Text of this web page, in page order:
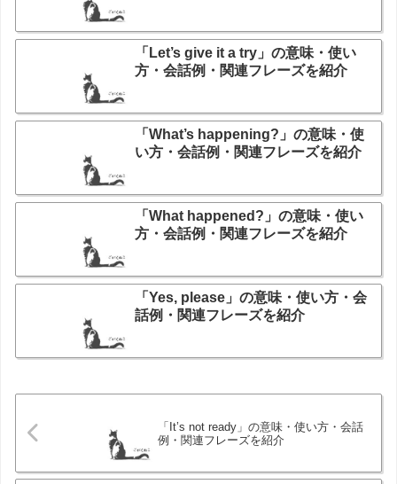
「Let’s give it a try」の意味・使い
方・会話例・関連フレーズを紹介
「What’s happening?」の意味・使
い方・会話例・関連フレーズを紹介
「What happened?」の意味・使い
方・会話例・関連フレーズを紹介
「Yes, please」の意味・使い方・会
話例・関連フレーズを紹介
「It’s not ready」の意味・使い方・会話
例・関連フレーズを紹介